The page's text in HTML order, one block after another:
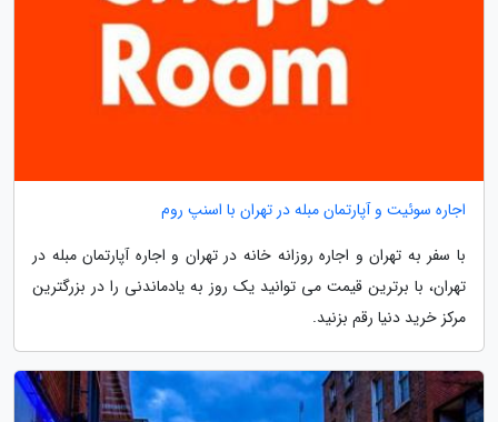
اجاره سوئیت و آپارتمان مبله در تهران با اسنپ روم
با سفر به تهران و اجاره روزانه خانه در تهران و اجاره آپارتمان مبله در
تهران، با برترین قیمت می توانید یک روز به یادماندنی را در بزرگترین
مرکز خرید دنیا رقم بزنید.